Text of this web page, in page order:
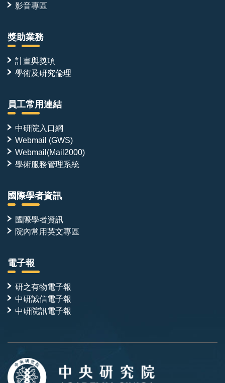
影音專區
獎助業務
計畫與獎項
學術及研究倫理
員工常用連結
中研院入口網
Webmail (GWS)
Webmail(Mail2000)
學術服務管理系統
國際學者資訊
國際學者資訊
院內常用英文專區
電子報
研之有物電子報
中研誠信電子報
中研院訊電子報